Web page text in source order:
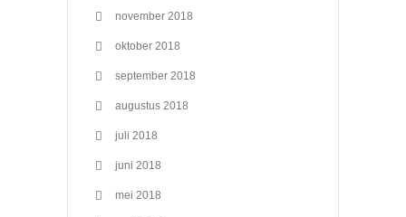
november 2018
oktober 2018
september 2018
augustus 2018
juli 2018
juni 2018
mei 2018